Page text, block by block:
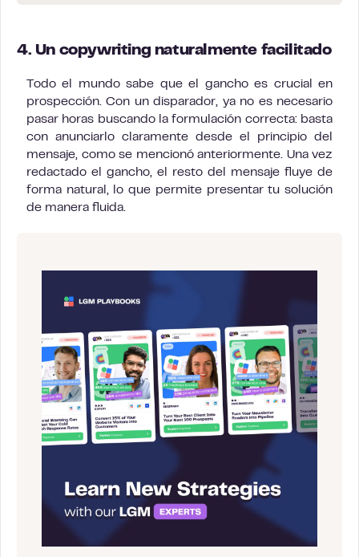
4. Un copywriting naturalmente facilitado
Todo el mundo sabe que el gancho es crucial en
prospección. Con un disparador, ya no es necesario
pasar horas buscando la formulación correcta: basta
con anunciarlo claramente desde el principio del
mensaje, como se mencionó anteriormente. Una vez
redactado el gancho, el resto del mensaje fluye de
forma natural, lo que permite presentar tu solución
de manera fluida.